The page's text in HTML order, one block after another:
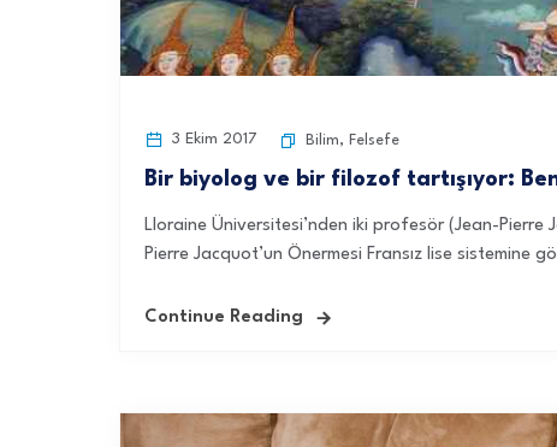
3 Ekim 2017 Bilim, Felsefe
Bir biyolog ve bir filozof tartışıyor:
Lloraine Üniversitesi’nden iki profesör (Jean-Pierre
Pierre Jacquot’un Önermesi Fransız lise sistemine
Continue Reading